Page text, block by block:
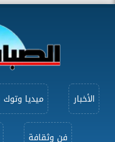
الأخبار ميديا
فن وثقافة